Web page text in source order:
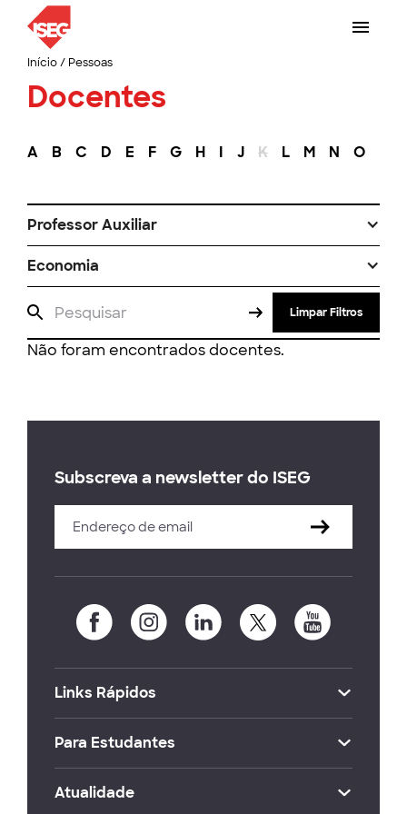
Início/ Pessoas
Docentes
A B C D E F G H I J K L M N O
Professor Auxiliar
Economia
Limpar Filtros
Não foram encontrados docentes.
Subscreva a newsletter do ISEG
Links Rápidos
Para Estudantes
Atualidade